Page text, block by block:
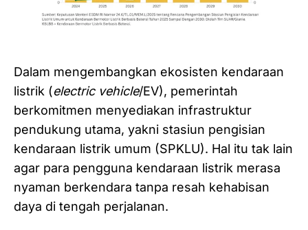
Dalam mengembangkan ekosisten kendaraan
listrik (electric vehicle/EV), pemerintah
berkomitmen menyediakan infrastruktur
pendukung utama, yakni stasiun pengisian
kendaraan listrik umum (SPKLU). Hal itu tak lain
agar para pengguna kendaraan listrik merasa
nyaman berkendara tanpa resah kehabisan
daya di tengah perjalanan.